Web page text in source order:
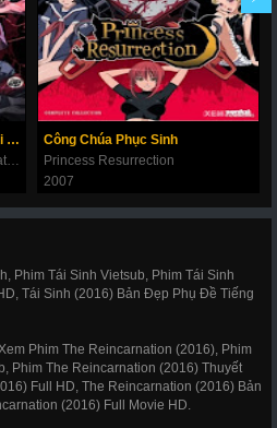
Ngày Phán Xét: Chiếc Nhẫn Tái Sinh
Dies Irae: To the Ring Reincarnation
Công Chúa Phục Sinh
Princess Resurrection
2007
Phim Tái Sinh Vietsub, Phim Tái Sinh
Tái Sinh (2016) Bản Đẹp Phụ Đề Tiếng
Phim The Reincarnation (2016), Phim
Phim The Reincarnation (2016) Thuyết
Full HD, The Reincarnation (2016) Bản
(2016) Full Movie HD.